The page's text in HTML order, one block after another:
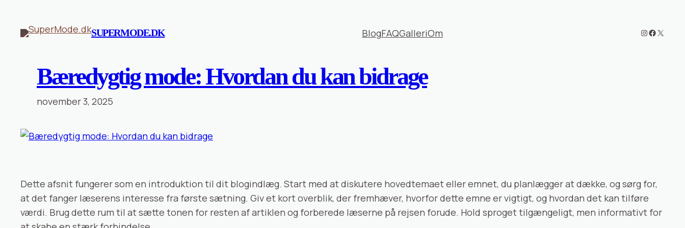
indhold
SUPERMODE.DK BlogFAQGalleriOm Instagram
Facebook
X
Bæredygtig mode: Hvordan du kan bidrage
november 3, 2025
Dette afsnit fungerer som en introduktion til dit blogindlæg. Start med at diskutere hovedtemaet eller emnet, du planlægger at dække, og sørg for,
at det fanger læserens interesse fra første sætning. Giv et kort overblik, der fremhæver, hvorfor dette emne er vigtigt, og hvordan det kan tilføre
værdi. Brug dette rum til at sætte tonen for resten af artiklen og forberede læserne på rejsen forude. Hold sproget tilgængeligt, men informativt for